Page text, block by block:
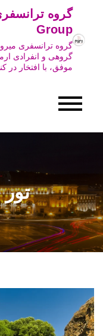
content
Group
گروه ترانسفری
گروهی و انفرادی
موفق، با افتخار در
تور